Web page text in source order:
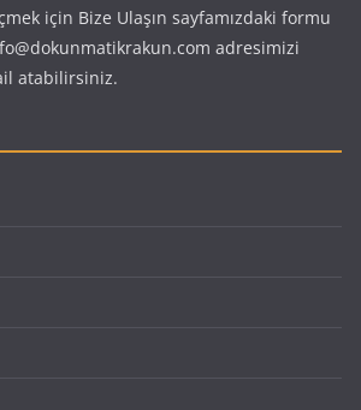
için Bize Ulaşın sayfamızdaki formu
adresimizi
atabilirsiniz.